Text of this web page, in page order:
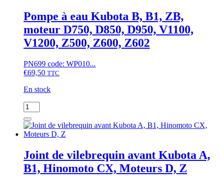
variations.
Les
options
peuvent
être
sur
Pompe à eau Kubota B, B1, ZB,
moteur D750, D850, D950, V1100,
V1200, Z500, Z600, Z602
PN699 code: WP010...
€69,50 TTC
En stock
quantité
de
Pompe
à
Kubota
B,
B1,
ZB,
Joint de vilebrequin avant Kubota A,
B1, Hinomoto CX, Moteurs D, Z